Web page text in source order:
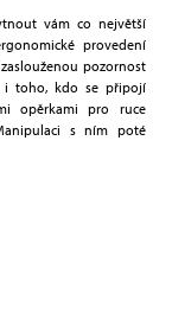
vám co největší
provedení
pozornost
i toho, kdo se připojí
opěrkami pro ruce
s ním poté